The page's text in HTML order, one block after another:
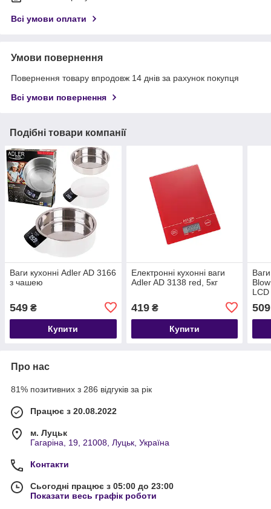
Всі умови оплати
Умови повернення
Повернення товару впродовж 14 днів за рахунок покупця
Всі умови повернення
Подібні товари компанії
Ваги кухонні Adler AD 3166
з чашею
549 ₴
Купити
Електронні кухонні ваги
Adler AD 3138 red, 5кг
419₴
Купити
LCD
509
Про нас
81% позитивних з 286 відгуків за рік
Працює з 20.08.2022
м. Луцьк
Гагаріна, 19, 21008, Луцьк, Україна
Контакти
Сьогодні працює з 05:00 до 23:00
Показати весь графік роботи